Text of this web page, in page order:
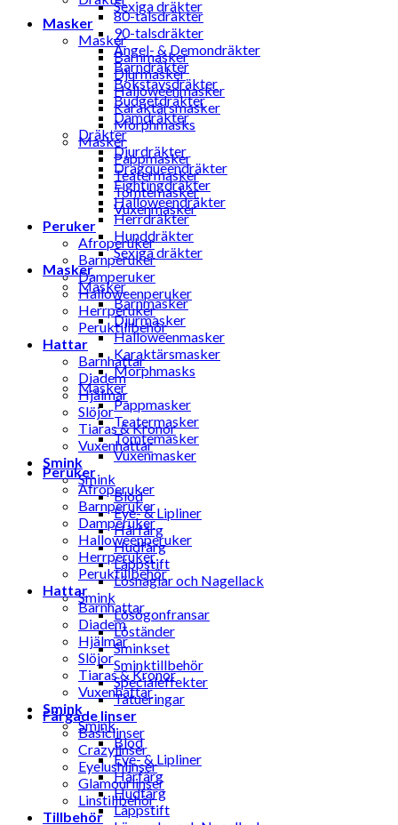
Sexiga dräkter
Masker
Masker
Barnmasker
Djurmasker
Halloweenmasker
Karaktärsmasker
Morphmasks
Masker
Pappmasker
Teatermasker
Tomtemasker
Vuxenmasker
Peruker
Afroperuker
Barnperuker
Damperuker
Halloweenperuker
Herrperuker
Peruktillbehör
Hattar
Barnhattar
Diadem
Hjälmar
Slöjor
Tiaras & Kronor
Vuxenhattar
Smink
Smink
Blod
Eye- & Lipliner
Hårfärg
Hudfärg
Läppstift
Lösnaglar och Nagellack
Smink
Lösögonfransar
Löständer
Sminkset
Sminktillbehör
Specialeffekter
Tatueringar
Färgade linser
Basiclinser
Crazylinser
Eyelushlinser
Glamourlinser
Linstillbehör
Tillbehör
80-talsdräkter
90-talsdräkter
Ängel- & Demondräkter
Barndräkter
Bokstavsdräkter
Budgetdräkter
Damdräkter
Dräkter
Djurdräkter
Dragqueendräkter
Fightingdräkter
Halloweendräkter
Herrdräkter
Hunddräkter
Sexiga dräkter
Masker
Masker
Barnmasker
Djurmasker
Halloweenmasker
Karaktärsmasker
Morphmasks
Masker
Pappmasker
Teatermasker
Tomtemasker
Vuxenmasker
Peruker
Afroperuker
Barnperuker
Damperuker
Halloweenperuker
Herrperuker
Peruktillbehör
Hattar
Barnhattar
Diadem
Hjälmar
Slöjor
Tiaras & Kronor
Vuxenhattar
Smink
Smink
Blod
Eye- & Lipliner
Hårfärg
Hudfärg
Läppstift